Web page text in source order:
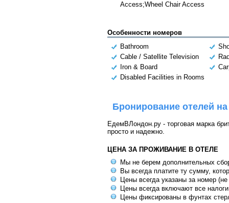
Access;Wheel Chair Access
Особенности номеров
Bathroom
Cable / Satellite Television
Iron & Board
Disabled Facilities in Rooms
Бронирование отелей
ЕдемВЛондон.ру - торговая марка
просто и надежно.
ЦЕНА ЗА ПРОЖИВАНИЕ В ОТЕЛЕ
Мы не берем дополнительных
Вы всегда платите ту сумму,
Цены всегда указаны за номер
Цены всегда включают все
Цены фиксированы в фунтах